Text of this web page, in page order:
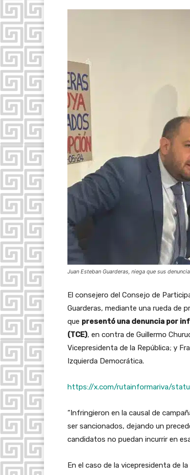
Juan Esteban Guarderas, niega que sus
El consejero del Consejo de
Guarderas, mediante una rueda de
que presentó una denuncia por
(TCE), en contra de Guillermo
Vicepresidenta de la República; y
Izquierda Democrática.
https://x.com/rutainformariva/
“Infringieron en la causal de
ser sancionados, dejando un
candidatos no puedan incurrir en
En el caso de la vicepresidenta de